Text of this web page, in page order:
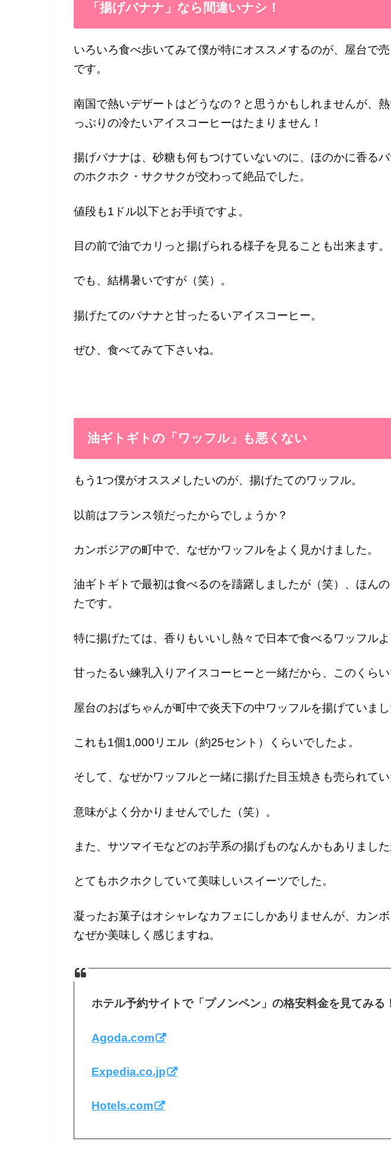
「揚げバナナ」なら間違いナシ！
いろいろ食べ歩いてみて僕が特にオススメするのが、屋台で
です。
南国で熱いデザートはどうなの？と思うかもしれませんが、
っぷりの冷たいアイスコーヒーはたまりません！
揚げバナナは、砂糖も何もつけていないのに、ほのかに香る
のホクホク・サクサクが交わって絶品でした。
値段も1ドル以下とお手頃ですよ。
目の前で油でカリっと揚げられる様子を見ることも出来ます。
でも、結構暑いですが（笑）。
揚げたてのバナナと甘ったるいアイスコーヒー。
ぜひ、食べてみて下さいね。
油ギトギトの「ワッフル」も悪くない
もう1つ僕がオススメしたいのが、揚げたてのワッフル。
以前はフランス領だったからでしょうか？
カンボジアの町中で、なぜかワッフルをよく見かけました。
油ギトギトで最初は食べるのを躊躇しましたが（笑）、ほん
たです。
特に揚げたては、香りもいいし熱々で日本で食べるワッフルよ
甘ったるい練乳入りアイスコーヒーと一緒だから、このくらい
屋台のおばちゃんが町中で炎天下の中ワッフルを揚げていまし
これも1個1,000リエル（約25セント）くらいでしたよ。
そして、なぜかワッフルと一緒に揚げた目玉焼きも売られてい
意味がよく分かりませんでした（笑）。
また、サツマイモなどのお芋系の揚げものなんかもありました
とてもホクホクしていて美味しいスイーツでした。
凝ったお菓子はオシャレなカフェにしかありませんが、カン
なぜか美味しく感じますね。
ホテル予約サイトで「プノンペン」の格安料金を見てみる
Agoda.com
Expedia.co.jp
Hotels.com